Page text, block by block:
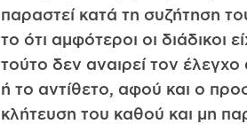
παραστεί κατά τη συζήτηση
το ότι αμφότεροι οι διάδικοι
τούτο δεν αναιρεί τον
ή το αντίθετο, αφού και ο
κλήτευση του καθού και μη